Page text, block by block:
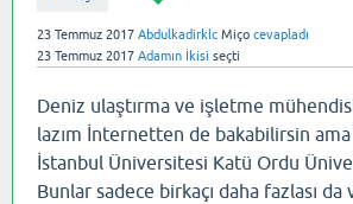
23 Temmuz 2017 Abdulkadirklc Miço cevapladı
23 Temmuz 2017 Adamın İkisi seçti
Deniz ulaştırma ve işletme
lazım İnternetten de bakabilirsin
İstanbul Üniversitesi Katü Ordu
Bunlar sadece birkaçı daha fazlası da